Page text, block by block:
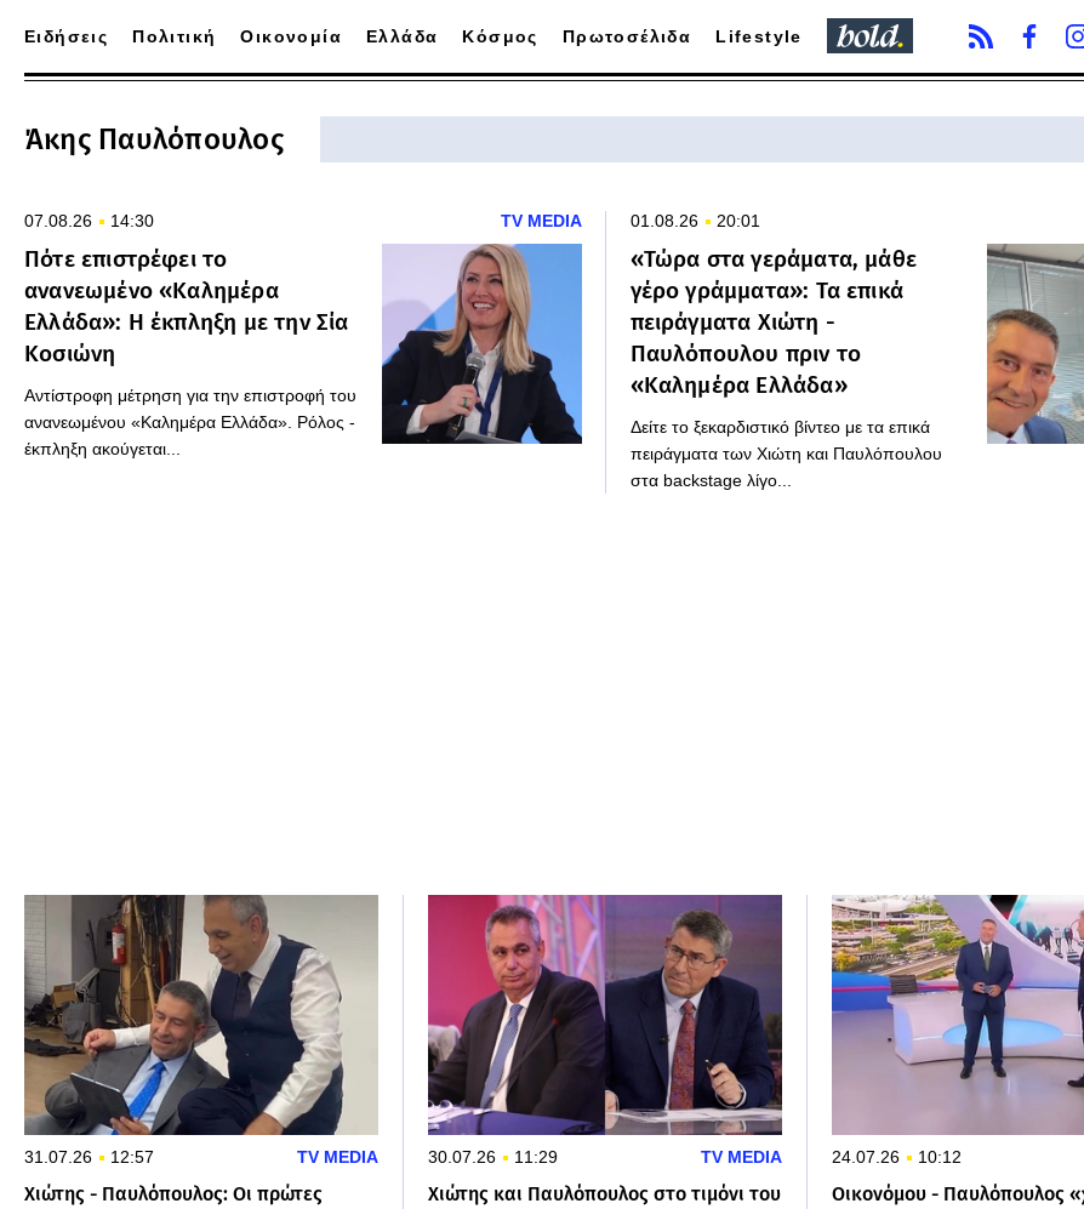
Ειδήσεις Πολιτική Οικονομία Ελλάδα Κόσμος Πρωτοσέλιδα Lifestyle
Άκης Παυλόπουλος
07.08.26 14:30 TV MEDIA
Πότε επιστρέφει το
ανανεωμένο «Καλημέρα
Ελλάδα»: Η έκπληξη με την Σία
Κοσιώνη
Αντίστροφη μέτρηση για την επιστροφή του
ανανεωμένου «Καλημέρα Ελλάδα». Ρόλος -
έκπληξη ακούγεται...
01.08.26 20:01
«Τώρα στα γεράματα, μάθε
γέρο γράμματα»: Τα επικά
πειράγματα Χιώτη -
Παυλόπουλου πριν το
«Καλημέρα Ελλάδα»
Δείτε το ξεκαρδιστικό βίντεο με τα επικά
πειράγματα των Χιώτη και Παυλόπουλου
στα backstage λίγο...
31.07.26 12:57 TV MEDIA
Χιώτης - Παυλόπουλος: Οι πρώτες
30.07.26 11:29 TV MEDIA
Χιώτης και Παυλόπουλος στο τιμόνι του
24.07.26 10:12
Οικονόμου - Παυλόπουλος